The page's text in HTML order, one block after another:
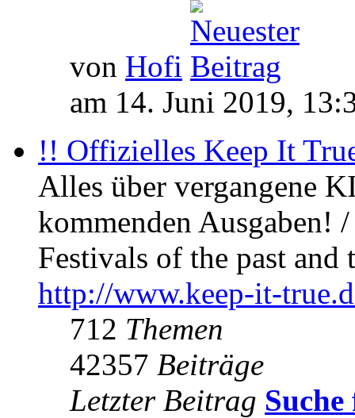
von Hofi
am 14. Juni 2019,
!! Offizielles Keep It
Alles über vergangene
kommenden Ausgaben!
Festivals of the past
http://www.keep-it-
712 Themen
42357 Beiträge
Letzter Beitrag